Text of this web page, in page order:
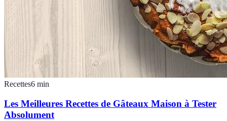
Recettes6 min
Les Meilleures Recettes de Gâteaux Maison à Tester
Absolument